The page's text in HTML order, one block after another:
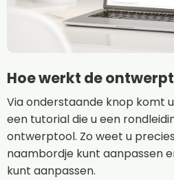
Hoe werkt de
Via onderstaande knop komt
een tutorial die u een
ontwerptool. Zo weet u
naambordje kunt aanpassen
kunt aanpassen.